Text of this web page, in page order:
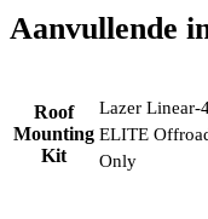
Aanvullende
Roof
Mounting
Kit
Lazer Linear-
ELITE
Only